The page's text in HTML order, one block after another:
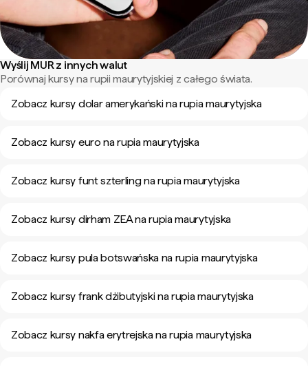
Wyślij MUR z innych walut
Porównaj kursy na rupii maurytyjskiej z całego świata.
Zobacz kursy dolar amerykański na rupia maurytyjska
Zobacz kursy euro na rupia maurytyjska
Zobacz kursy funt szterling na rupia maurytyjska
Zobacz kursy dirham ZEA na rupia maurytyjska
Zobacz kursy pula botswańska na rupia maurytyjska
Zobacz kursy frank dżibutyjski na rupia maurytyjska
Zobacz kursy nakfa erytrejska na rupia maurytyjska